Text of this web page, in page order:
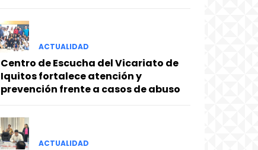
ACTUALIDAD
Centro de Escucha del Vicariato de
Iquitos fortalece atención y
prevención frente a casos de abuso
ACTUALIDAD